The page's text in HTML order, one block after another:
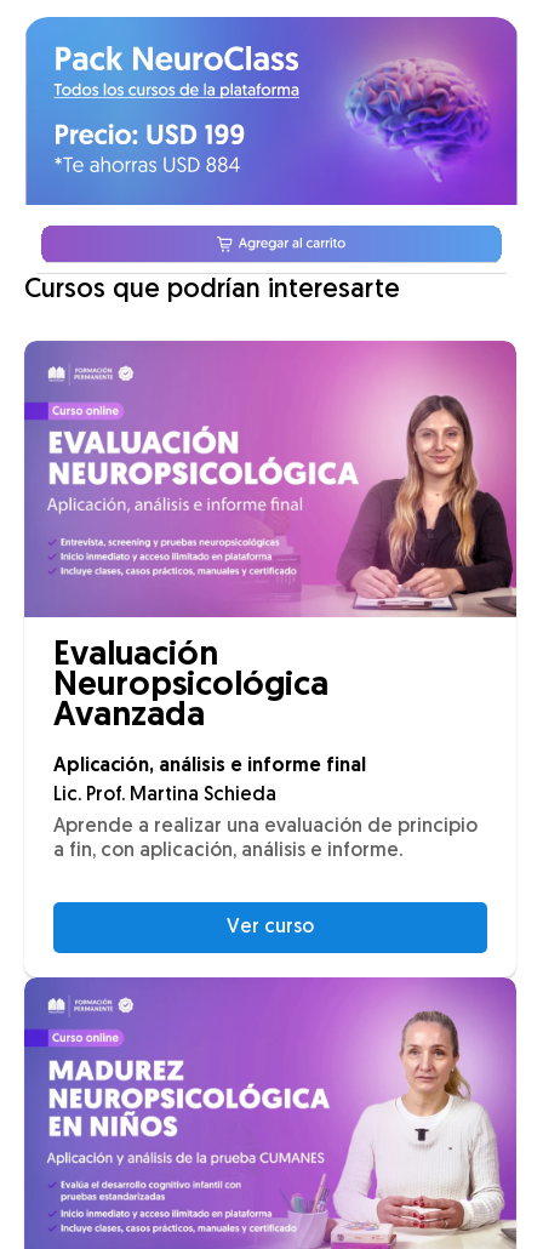
Cursos que podrían interesarte
Evaluación
Neuropsicológica
Avanzada
Aplicación, análisis e informe final
Lic. Prof. Martina Schieda
Aprende a realizar una evaluación de principio
a fin, con aplicación, análisis e informe.
Ver curso